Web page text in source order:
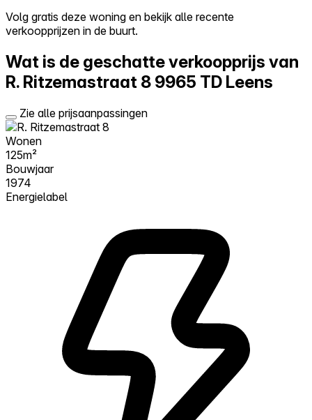
Log in
Volg gratis deze woning en bekijk alle recente
verkoopprijzen in de buurt.
Wat is de geschatte verkoopprijs van
R. Ritzemastraat 8 9965 TD Leens
Zie alle prijsaanpassingen
Wonen
125m²
Bouwjaar
1974
Energielabel